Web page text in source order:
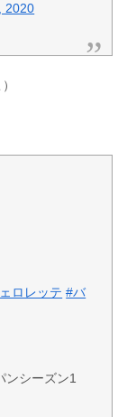
2020
ロレッテ #バ
シーズン1